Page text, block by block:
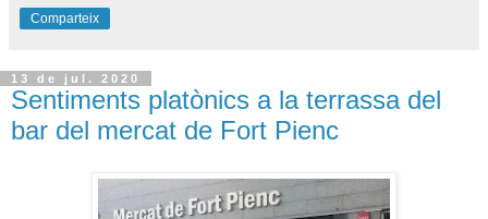
Comparteix
13 de jul. 2020
Sentiments platònics a la terrassa del
bar del mercat de Fort Pienc